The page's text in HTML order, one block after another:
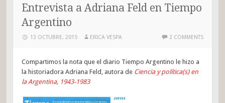
Entrevista a Adriana Feld en Tiempo
Argentino
13 OCTUBRE, 2015 ERICA VESPA 2 COMMENTS
Compartimos la nota que el diario Tiempo Argentino le hizo a
la historiadora Adriana Feld, autora de Ciencia y política(s) en
la Argentina, 1943-1983